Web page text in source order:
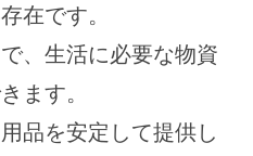
在です。
、生活に必要な物資
ます。
品を安定して提供し